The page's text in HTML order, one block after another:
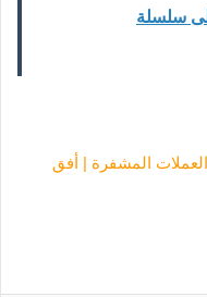
سلسلة
العملات المشفرة | أفق